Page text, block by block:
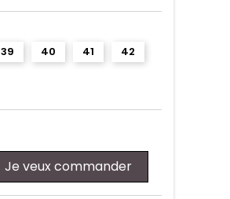
39 40 41
42
Je veux commander